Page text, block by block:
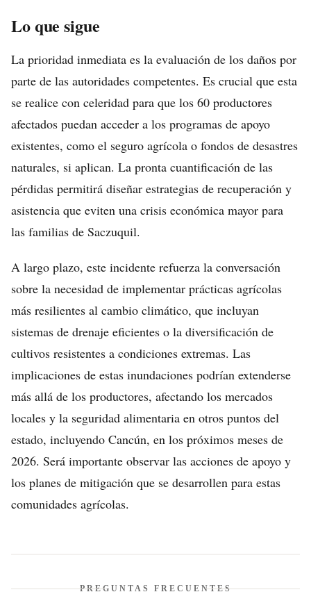
Lo que sigue
La prioridad inmediata es la evaluación de los daños por
parte de las autoridades competentes. Es crucial que esta
se realice con celeridad para que los 60 productores
afectados puedan acceder a los programas de apoyo
existentes, como el seguro agrícola o fondos de desastres
naturales, si aplican. La pronta cuantificación de las
pérdidas permitirá diseñar estrategias de recuperación y
asistencia que eviten una crisis económica mayor para
las familias de Saczuquil.
A largo plazo, este incidente refuerza la conversación
sobre la necesidad de implementar prácticas agrícolas
más resilientes al cambio climático, que incluyan
sistemas de drenaje eficientes o la diversificación de
cultivos resistentes a condiciones extremas. Las
implicaciones de estas inundaciones podrían extenderse
más allá de los productores, afectando los mercados
locales y la seguridad alimentaria en otros puntos del
estado, incluyendo Cancún, en los próximos meses de
2026. Será importante observar las acciones de apoyo y
los planes de mitigación que se desarrollen para estas
comunidades agrícolas.
PREGUNTAS FRECUENTES